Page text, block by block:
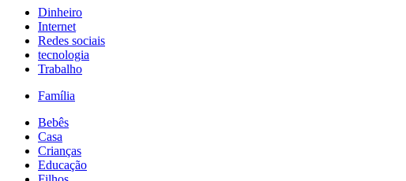
Dinheiro
Internet
Redes sociais
tecnologia
Trabalho
Família
Bebês
Casa
Crianças
Educação